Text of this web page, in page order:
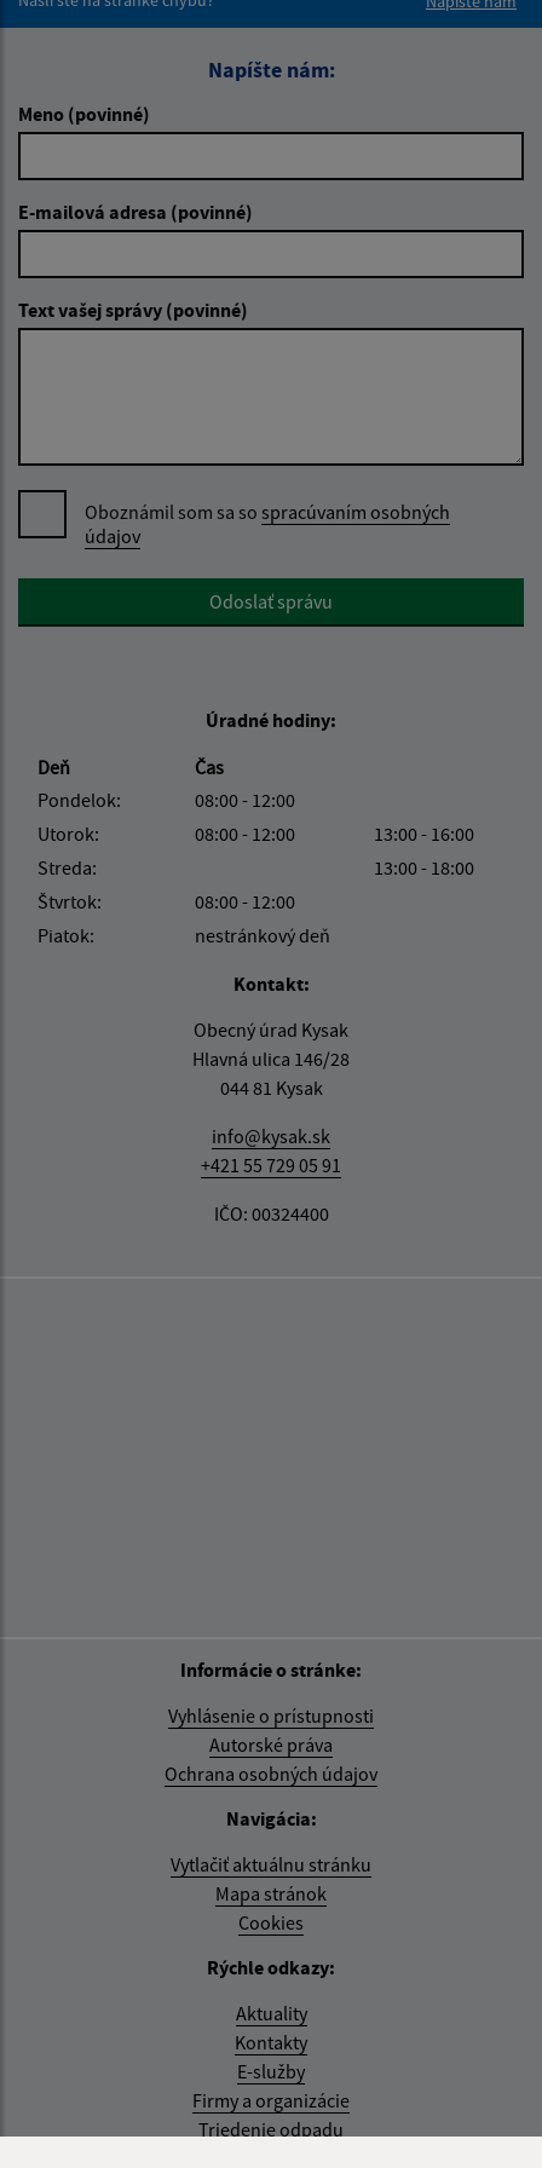
Napíšte nám:
Meno (povinné)
E-mailová adresa (povinné)
Text vašej správy (povinné)
Oboznámil som sa so spracúvaním osobných
údajov
Google reCaptcha ResponseOdoslať správu
Úradné hodiny:
Deň
Čas
Pondelok:
08:00 - 12:00
Utorok:
08:00 - 12:00
13:00 - 16:00
Streda:
13:00 - 18:00
Štvrtok:
08:00 - 12:00
Piatok:
nestránkový deň
Kontakt:
Obecný úrad Kysak
Hlavná ulica 146/28
044 81 Kysak
info@kysak.sk
+421 55 729 05 91
IČO: 00324400
Informácie o stránke:
Vyhlásenie o prístupnosti
Autorské práva
Ochrana osobných údajov
Navigácia:
Vytlačiť aktuálnu stránku
Mapa stránok
Cookies
Rýchle odkazy:
Aktuality
Kontakty
E-služby
Firmy a organizácie
Triedenie odpadu